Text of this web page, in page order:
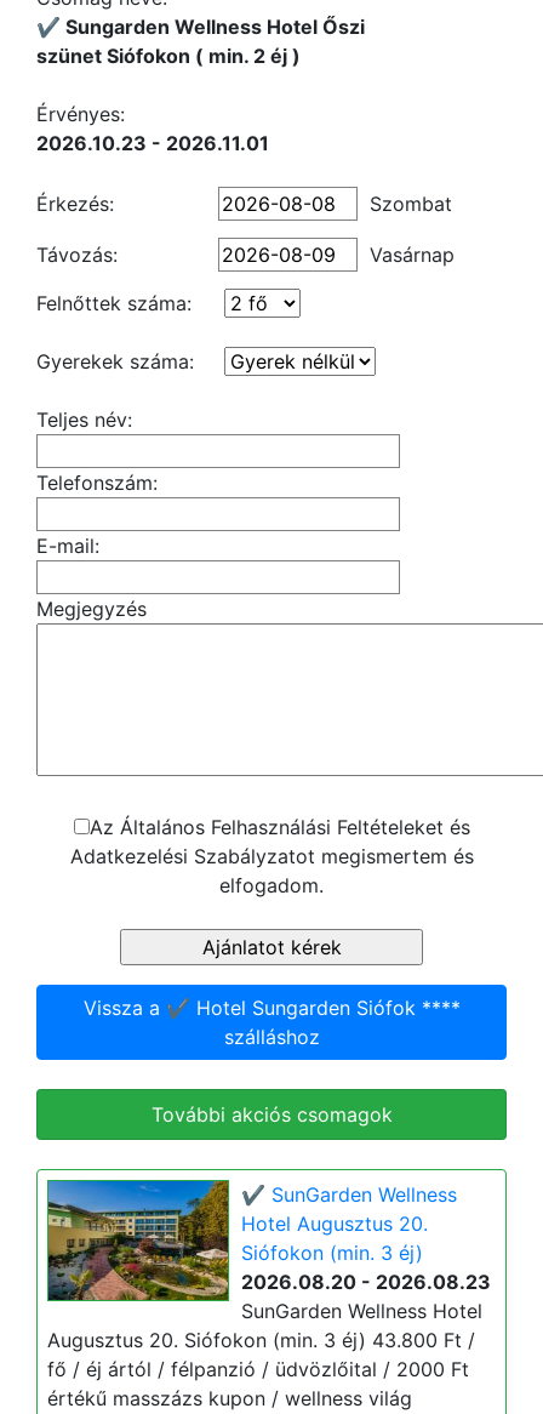
✔️ Sungarden Wellness Hotel Őszi
szünet Siófokon ( min. 2 éj )
Érvényes:
2026.10.23 - 2026.11.01
Érkezés: Szombat
Távozás:
Vasárnap
Felnőttek száma:
Gyerekek száma:
Teljes név:
Telefonszám:
E-mail:
Megjegyzés
Az Általános Felhasználási Feltételeket és
Adatkezelési Szabályzatot megismertem és
elfogadom.
Vissza a ✔️ Hotel Sungarden Siófok ****
szálláshoz
További akciós csomagok
✔️ SunGarden Wellness
Hotel Augusztus 20.
Siófokon (min. 3 éj)
2026.08.20 - 2026.08.23
SunGarden Wellness Hotel
Augusztus 20. Siófokon (min. 3 éj) 43.800 Ft /
fő / éj ártól / félpanzió / üdvözlőital / 2000 Ft
értékű masszázs kupon / wellness világ